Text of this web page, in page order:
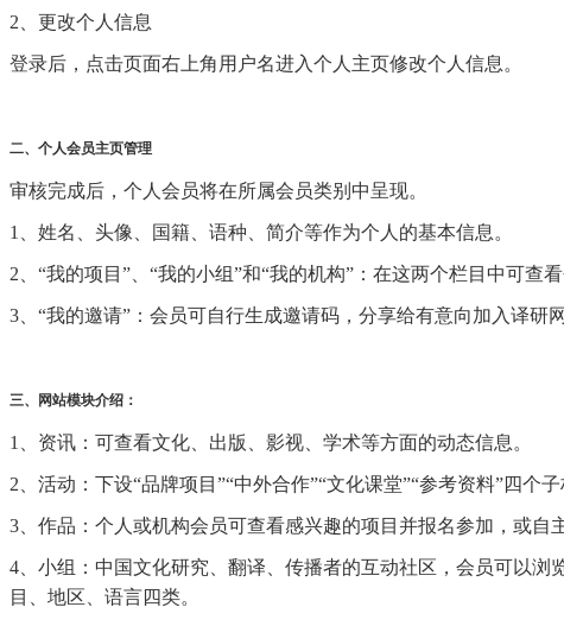
2、更改个人信息
登录后，点击页面右上角用户名进入个人主页修改个人信息。
二、个人会员主页管理
审核完成后，个人会员将在所属会员类别中呈现。
1、姓名、头像、国籍、语种、简介等作为个人的基本信息。
2、“我的项目”、“我的小组”和“我的机构”：在这两个栏目中可查
3、“我的邀请”：会员可自行生成邀请码，分享给有意向加入译研
三、网站模块介绍：
1、资讯：可查看文化、出版、影视、学术等方面的动态信息。
2、活动：下设“品牌项目”“中外合作”“文化课堂”“参考资料”四个
3、作品：个人或机构会员可查看感兴趣的项目并报名参加，或自
4、小组：中国文化研究、翻译、传播者的互动社区，会员可以
目、地区、语言四类。